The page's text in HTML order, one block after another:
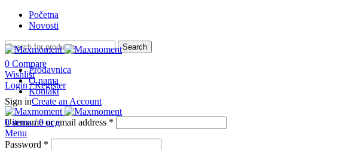
Početna
Novosti
Search
0 Compare
Wishlist
Login / Register
Sign inCreate an Account
Username or email address *
Password *
Prodavnica
O nama
Kontakt
0items / 0рсд
Menu
-11%